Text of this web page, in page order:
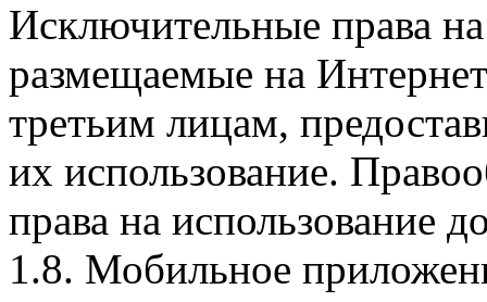
Исключительные права
размещаемые на
третьим лицам,
их использование.
права на использование
1.8. Мобильное